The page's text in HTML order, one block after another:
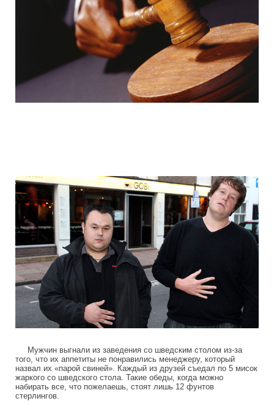
Мужчин выгнали из заведения со шведским столом из-за
того, что их аппетиты не понравились менеджеру, который
назвал их «парой свиней». Каждый из друзей съедал по 5 мисок
жаркого со шведского стола. Такие обеды, когда можно
набирать все, что пожелаешь, стоят лишь 12 фунтов
стерлингов.